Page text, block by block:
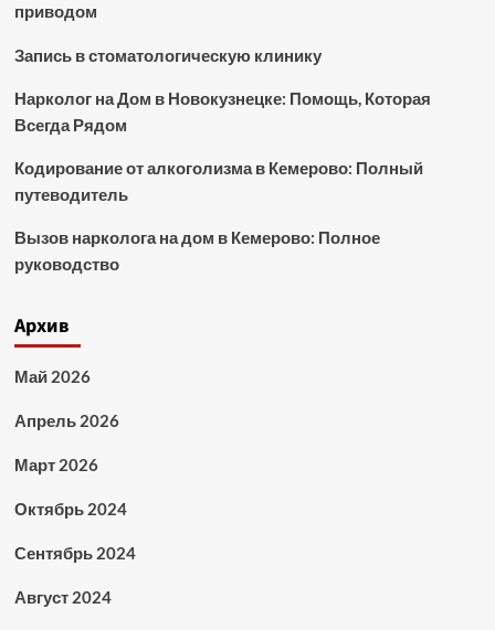
приводом
Запись в стоматологическую клинику
Нарколог на Дом в Новокузнецке: Помощь, Которая
Всегда Рядом
Кодирование от алкоголизма в Кемерово: Полный
путеводитель
Вызов нарколога на дом в Кемерово: Полное
руководство
Архив
Май 2026
Апрель 2026
Март 2026
Октябрь 2024
Сентябрь 2024
Август 2024